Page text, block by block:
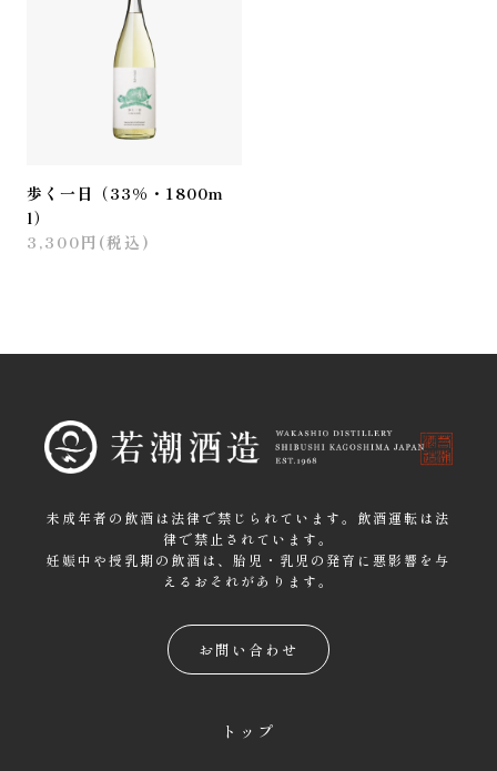
歩く一日（33%・1800m
l）
3,300円(税込)
未成年者の飲酒は法律で禁じられています。飲酒運転は法
律で禁止されています。
妊娠中や授乳期の飲酒は、胎児・乳児の発育に悪影響を与
えるおそれがあります。
お問い合わせ
トップ